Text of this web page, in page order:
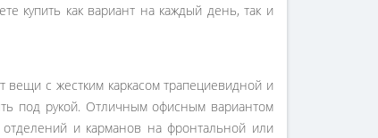
купить как вариант на каждый день, так и
с жестким каркасом трапециевидной и
под рукой. Отличным офисным вариантом
и карманов на фронтальной или